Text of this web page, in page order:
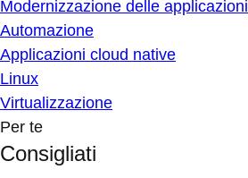
Modernizzazione delle applicazioni
Automazione
Applicazioni cloud native
Linux
Virtualizzazione
Per te
Consigliati